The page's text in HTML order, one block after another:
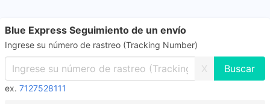
Blue Express Seguimiento de un envío
Ingrese su número de rastreo (Tracking Number)
X
ex. 7127528111